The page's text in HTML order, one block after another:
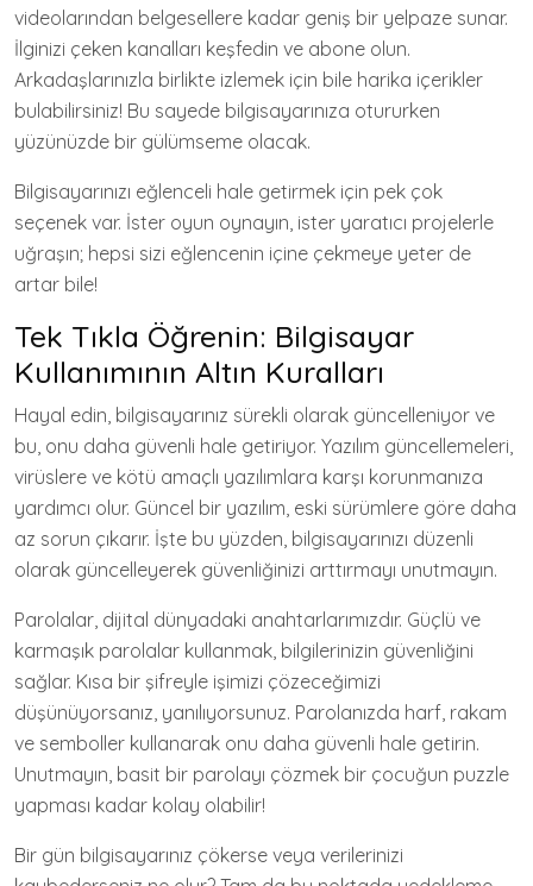
videolarından belgesellere kadar geniş bir yelpaze sunar.
İlginizi çeken kanalları keşfedin ve abone olun.
Arkadaşlarınızla birlikte izlemek için bile harika içerikler
bulabilirsiniz! Bu sayede bilgisayarınıza otururken
yüzünüzde bir gülümseme olacak.
Bilgisayarınızı eğlenceli hale getirmek için pek çok
seçenek var. İster oyun oynayın, ister yaratıcı projelerle
uğraşın; hepsi sizi eğlencenin içine çekmeye yeter de
artar bile!
Tek Tıkla Öğrenin: Bilgisayar
Kullanımının Altın Kuralları
Hayal edin, bilgisayarınız sürekli olarak güncelleniyor ve
bu, onu daha güvenli hale getiriyor. Yazılım güncellemeleri,
virüslere ve kötü amaçlı yazılımlara karşı korunmanıza
yardımcı olur. Güncel bir yazılım, eski sürümlere göre daha
az sorun çıkarır. İşte bu yüzden, bilgisayarınızı düzenli
olarak güncelleyerek güvenliğinizi arttırmayı unutmayın.
Parolalar, dijital dünyadaki anahtarlarımızdır. Güçlü ve
karmaşık parolalar kullanmak, bilgilerinizin güvenliğini
sağlar. Kısa bir şifreyle işimizi çözeceğimizi
düşünüyorsanız, yanılıyorsunuz. Parolanızda harf, rakam
ve semboller kullanarak onu daha güvenli hale getirin.
Unutmayın, basit bir parolayı çözmek bir çocuğun puzzle
yapması kadar kolay olabilir!
Bir gün bilgisayarınız çökerse veya verilerinizi